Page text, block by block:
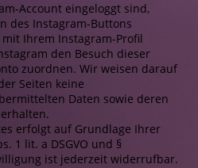
Account eingeloggt sind,
des Instagram-Buttons
Ihrem Instagram-Profil
den Besuch dieser
zuordnen. Wir weisen darauf
Seiten keine
Daten sowie deren
erfolgt auf Grundlage Ihrer
1 lit. a DSGVO und §
ist jederzeit widerrufbar.